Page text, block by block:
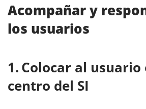
Acompañar y
los usuarios
Colocar al usuario
centro del SI